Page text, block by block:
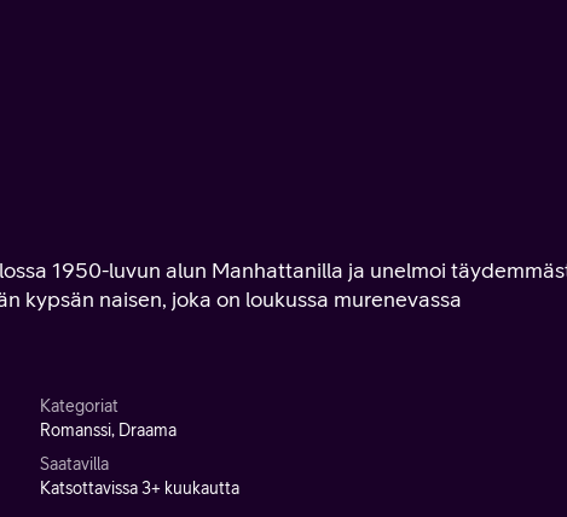
1950-luvun alun Manhattanilla ja unelmoi
kypsän naisen, joka on loukussa murenevassa
Kategoriat
Romanssi, Draama
Saatavilla
Katsottavissa 3+ kuukautta